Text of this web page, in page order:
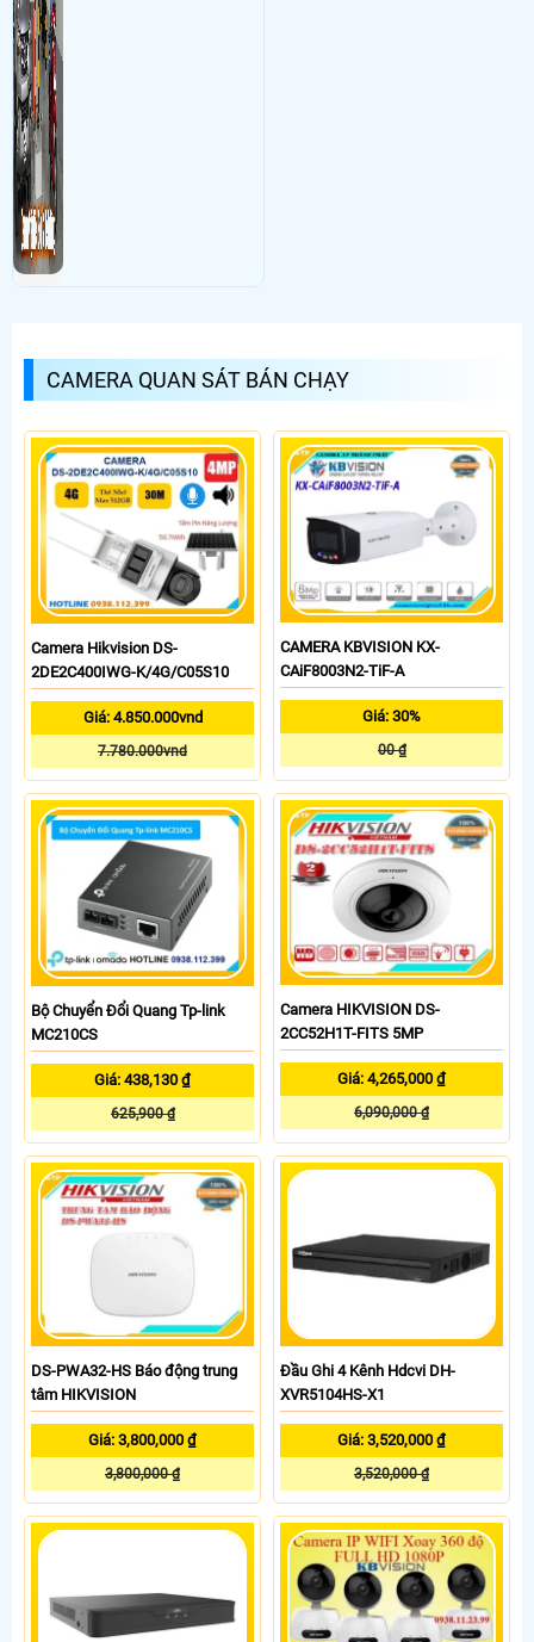
CAMERA QUAN SÁT BÁN CHẠY
Camera Hikvision DS-
2DE2C400IWG-K/4G/C05S10
Giá: 4.850.000vnd
7.780.000vnd
CAMERA KBVISION KX-
CAiF8003N2-TiF-A
Giá: 30%
00 ₫
Bộ Chuyển Đổi Quang Tp-link
MC210CS
Giá: 438,130 ₫
625,900 ₫
Camera HIKVISION DS-
2CC52H1T-FITS 5MP
Giá: 4,265,000 ₫
6,090,000 ₫
DS-PWA32-HS Báo động trung
tâm HIKVISION
Giá: 3,800,000 ₫
3,800,000 ₫
Đầu Ghi 4 Kênh Hdcvi DH-
XVR5104HS-X1
Giá: 3,520,000 ₫
3,520,000 ₫